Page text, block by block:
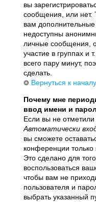
вы
сообщения, или нет.
вам
недоступны
личные сообщения,
участие в группах и
всего пару минут,
сделать.
Вернуться к началу
Почему мне
ввод имени и
Если вы не
Автоматически
вы сможете
конференции только
Это сделано для
воспользоваться
чтобы вам не
пользователя и
выбрать указанный